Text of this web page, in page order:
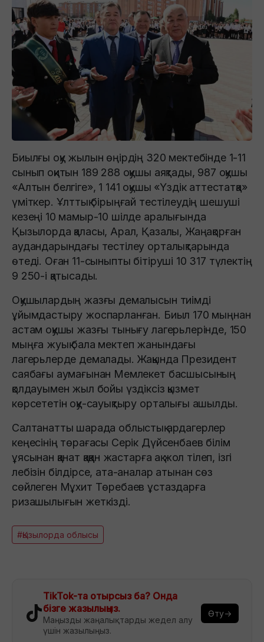
Биылғы оқу жылын өңірдің 320 мектебінде 1-11
сынып оқитын 189 288 оқушы аяқтады, 987 оқушы
«Алтын белгіге», 1 141 оқушы «Үздік аттестатқа»
үміткер. Ұлттық бірыңғай тестілеудің шешуші
кезеңі 10 мамыр-10 шілде аралығында
Қызылорда қаласы, Арал, Қазалы, Жаңақорған
аудандарындағы тестілеу орталықтарында
өтеді. Оған 11-сыныпты бітіруші 10 317 түлектің
9 250-і қатысады.
Оқушылардың жазғы демалысын тиімді
ұйымдастыру жоспарланған. Биыл 170 мыңнан
астам оқушы жазғы тынығу лагерьлерінде, 150
мыңға жуық бала мектеп жанындағы
лагерьлерде демалады. Жақында Президент
саябағы аумағынан Мемлекет басшысының
қолдауымен жыл бойы үздіксіз қызмет
көрсететін оқу-сауықтыру орталығы ашылды.
Салтанатты шарада облыстық ардагерлер
кеңесінің төрағасы Серік Дүйсенбаев білім
ұясынан қанат қаққан жастарға ақ жол тілеп, ізгі
лебізін білдірсе, ата-аналар атынан сөз
сөйлеген Мұхит Төребаев ұстаздарға
ризашылығын жеткізді.
#Қызылорда облысы
TikTok-та отырсыз ба? Онда
бізге жазылыңыз.
Маңызды жаңалықтарды жедел алу
үшін жазылыңыз.
Өту→